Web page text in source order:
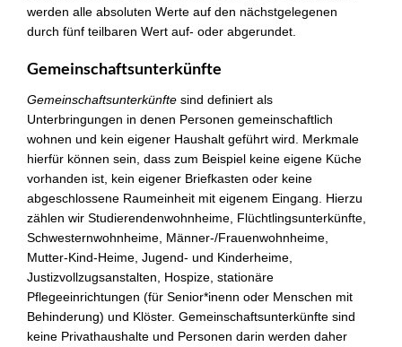
werden alle absoluten Werte auf den nächstgelegenen
durch fünf teilbaren Wert auf- oder abgerundet.
Gemeinschaftsunterkünfte
Gemeinschaftsunterkünfte sind definiert als
Unterbringungen in denen Personen gemeinschaftlich
wohnen und kein eigener Haushalt geführt wird. Merkmale
hierfür können sein, dass zum Beispiel keine eigene Küche
vorhanden ist, kein eigener Briefkasten oder keine
abgeschlossene Raumeinheit mit eigenem Eingang. Hierzu
zählen wir Studierendenwohnheime, Flüchtlingsunterkünfte,
Schwesternwohnheime, Männer-/Frauenwohnheime,
Mutter-Kind-Heime, Jugend- und Kinderheime,
Justizvollzugsanstalten, Hospize, stationäre
Pflegeeinrichtungen (für Senior*inenn oder Menschen mit
Behinderung) und Klöster. Gemeinschaftsunterkünfte sind
keine Privathaushalte und Personen darin werden daher